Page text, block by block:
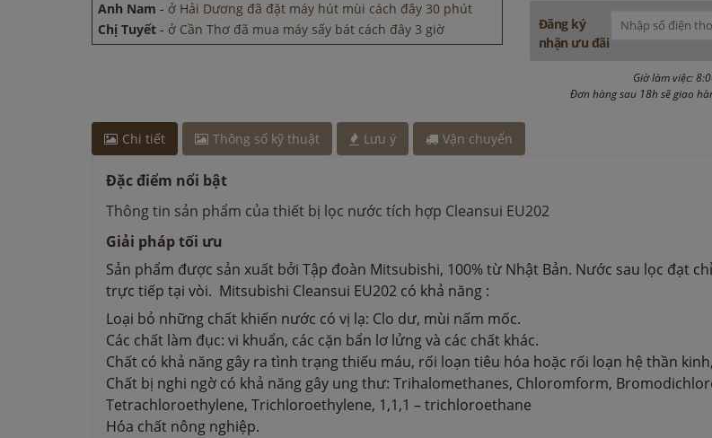
Chị Tuyết - ở Cần Thơ đã mua máy sấy bát cách đây 3 giờ
Anh Hùng -ở Đồng Nai đã mua máy sấy bát cách đây 45 phút
Anh Hùng- ở Đồng Nai đã mua máy sấy bát cách đây 45 phút
Đăng ký
nhận ưu đãi
Giờ làm việc:
Đơn hàng sau 18h sẽ giao
Chi tiết Thông số kỹ thuật Lưu ý Vận chuyển
Đặc điểm nổi bật
Thông tin sản phẩm của thiết bị lọc nước tích hợp Cleansui EU202
Giải pháp tối ưu
Sản phẩm được sản xuất bởi Tập đoàn Mitsubishi, 100% từ Nhật Bản. Nước sau lọc đạt
trực tiếp tại vòi. Mitsubishi Cleansui EU202 có khả năng :
Loại bỏ những chất khiến nước có vị lạ: Clo dư, mùi nấm mốc.
Các chất làm đục: vi khuẩn, các cặn bẩn lơ lửng và các chất khác.
Chất có khả năng gây ra tình trạng thiếu máu, rối loạn tiêu hóa hoặc rối loạn hệ thần
Chất bị nghi ngờ có khả năng gây ung thư: Trihalomethanes, Chloromform,
Tetrachloroethylene, Trichloroethylene, 1,1,1 – trichloroethane
Hóa chất nông nghiệp.